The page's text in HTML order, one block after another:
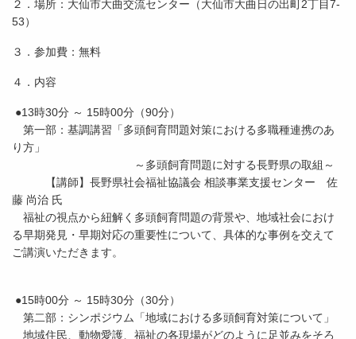
２．場所：大仙市大曲交流センター（大仙市大曲日の出町2丁目7-
53）
３．参加費：無料
４．内容
●13時30分 ～ 15時00分（90分）
第一部：基調講習「多頭飼育問題対策における多職種連携のあ
り方」
～多頭飼育問題に対する長野県の取組～
【講師】長野県社会福祉協議会 相談事業支援センター 佐
藤 尚治 氏
福祉の視点から紐解く多頭飼育問題の背景や、地域社会におけ
る早期発見・早期対応の重要性について、具体的な事例を交えて
ご講演いただきます。
●15時00分 ～ 15時30分（30分）
第二部：シンポジウム「地域における多頭飼育対策について」
地域住民、動物愛護、福祉の各現場がどのように足並みをそろ